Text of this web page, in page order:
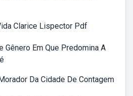
Clarice Lispector Pdf
Gênero Em Que Predomina A
Da Cidade De Contagem